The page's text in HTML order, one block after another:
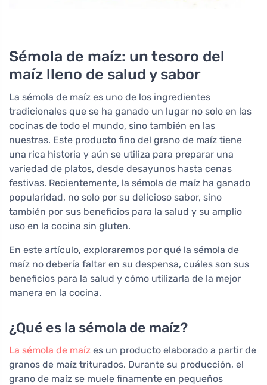
Sémola de maíz: un tesoro del
maíz lleno de salud y sabor
La sémola de maíz es uno de los ingredientes
tradicionales que se ha ganado un lugar no solo en las
cocinas de todo el mundo, sino también en las
nuestras. Este producto fino del grano de maíz tiene
una rica historia y aún se utiliza para preparar una
variedad de platos, desde desayunos hasta cenas
festivas. Recientemente, la sémola de maíz ha ganado
popularidad, no solo por su delicioso sabor, sino
también por sus beneficios para la salud y su amplio
uso en la cocina sin gluten.
En este artículo, exploraremos por qué la sémola de
maíz no debería faltar en su despensa, cuáles son sus
beneficios para la salud y cómo utilizarla de la mejor
manera en la cocina.
¿Qué es la sémola de maíz?
La sémola de maíz es un producto elaborado a partir de
granos de maíz triturados. Durante su producción, el
grano de maíz se muele finamente en pequeños